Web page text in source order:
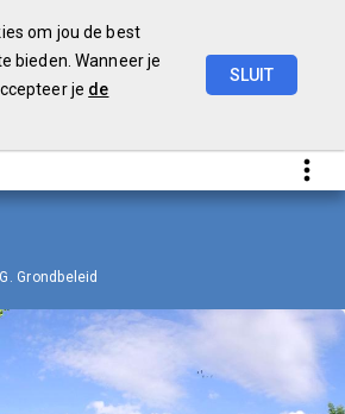
om jou de best
bieden. Wanneer je
je de
SLUIT
G. Grondbeleid